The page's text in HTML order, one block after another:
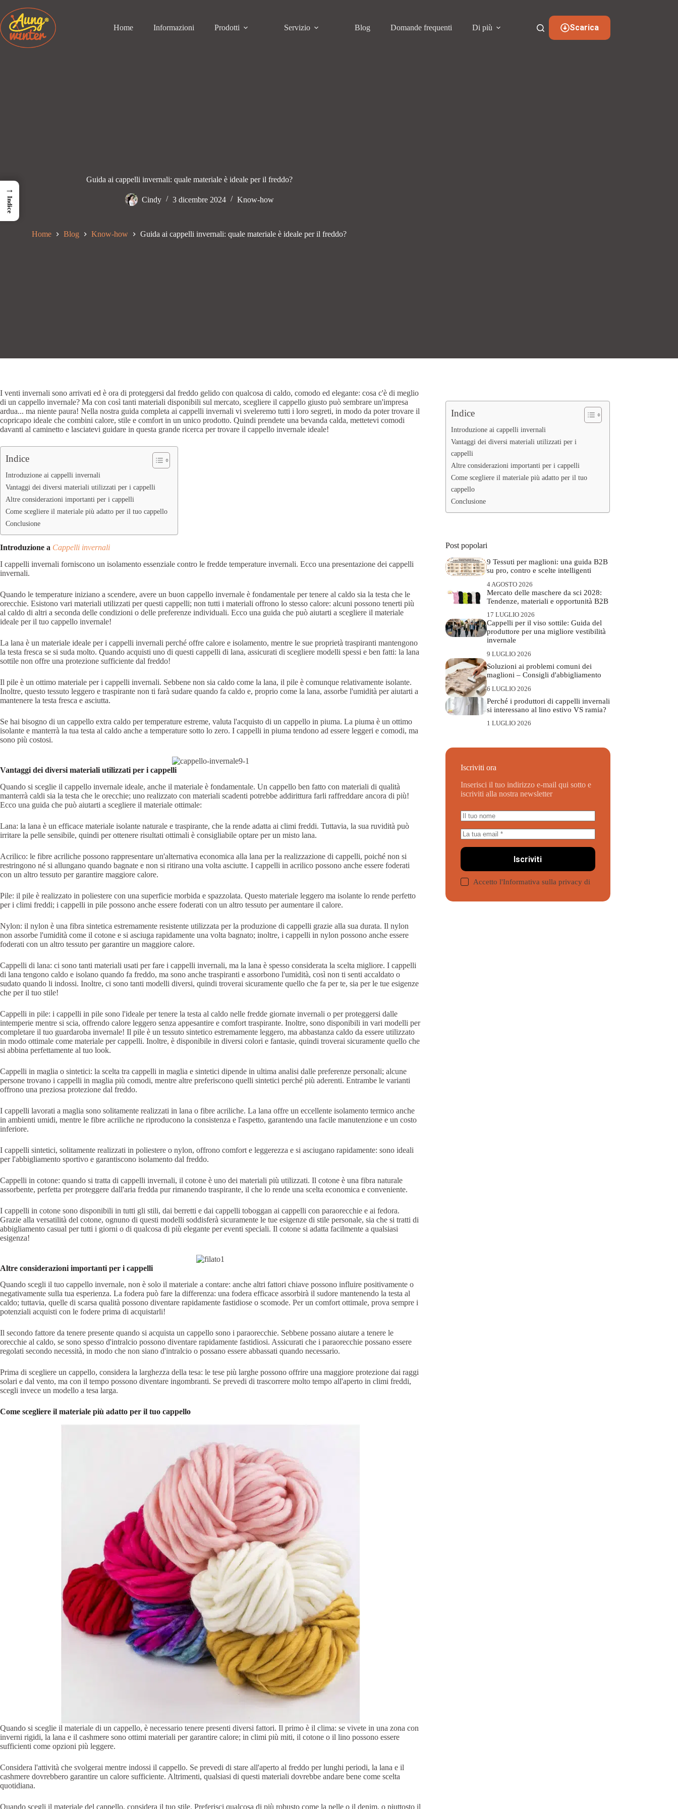
contenuto
Home Informazioni Prodotti Servizio Blog Domande frequenti Di più Scarica
Guida ai cappelli invernali: quale materiale è ideale per il freddo?
Cindy 3 dicembre 2024 Know-how
Home Blog Know-how Guida ai cappelli invernali: quale materiale è ideale per il freddo?
I venti invernali sono arrivati ed è ora di proteggersi dal freddo gelido con qualcosa di caldo, comodo ed elegante: cosa c'è di meglio
di un cappello invernale? Ma con così tanti materiali disponibili sul mercato, scegliere il cappello giusto può sembrare un'impresa
ardua... ma niente paura! Nella nostra guida completa ai cappelli invernali vi sveleremo tutti i loro segreti, in modo da poter trovare il
copricapo ideale che combini calore, stile e comfort in un unico prodotto. Quindi prendete una bevanda calda, mettetevi comodi
davanti al caminetto e lasciatevi guidare in questa grande ricerca per trovare il cappello invernale ideale!
Indice
Introduzione ai cappelli invernali
Vantaggi dei diversi materiali utilizzati per i cappelli
Altre considerazioni importanti per i cappelli
Come scegliere il materiale più adatto per il tuo cappello
Conclusione
Introduzione a Cappelli invernali
I cappelli invernali forniscono un isolamento essenziale contro le fredde temperature invernali. Ecco una presentazione dei cappelli
invernali.
Quando le temperature iniziano a scendere, avere un buon cappello invernale è fondamentale per tenere al caldo sia la testa che le
orecchie. Esistono vari materiali utilizzati per questi cappelli; non tutti i materiali offrono lo stesso calore: alcuni possono tenerti più
al caldo di altri a seconda delle condizioni o delle preferenze individuali. Ecco una guida che può aiutarti a scegliere il materiale
ideale per il tuo cappello invernale!
La lana è un materiale ideale per i cappelli invernali perché offre calore e isolamento, mentre le sue proprietà traspiranti mantengono
la testa fresca se si suda molto. Quando acquisti uno di questi cappelli di lana, assicurati di scegliere modelli spessi e ben fatti: la lana
sottile non offre una protezione sufficiente dal freddo!
Il pile è un ottimo materiale per i cappelli invernali. Sebbene non sia caldo come la lana, il pile è comunque relativamente isolante.
Inoltre, questo tessuto leggero e traspirante non ti farà sudare quando fa caldo e, proprio come la lana, assorbe l'umidità per aiutarti a
mantenere la testa fresca e asciutta.
Se hai bisogno di un cappello extra caldo per temperature estreme, valuta l'acquisto di un cappello in piuma. La piuma è un ottimo
isolante e manterrà la tua testa al caldo anche a temperature sotto lo zero. I cappelli in piuma tendono ad essere leggeri e comodi, ma
sono più costosi.
Vantaggi dei diversi materiali utilizzati per i cappelli
Quando si sceglie il cappello invernale ideale, anche il materiale è fondamentale. Un cappello ben fatto con materiali di qualità
manterrà caldi sia la testa che le orecchie; uno realizzato con materiali scadenti potrebbe addirittura farli raffreddare ancora di più!
Ecco una guida che può aiutarti a scegliere il materiale ottimale:
Lana: la lana è un efficace materiale isolante naturale e traspirante, che la rende adatta ai climi freddi. Tuttavia, la sua ruvidità può
irritare la pelle sensibile, quindi per ottenere risultati ottimali è consigliabile optare per un misto lana.
Acrilico: le fibre acriliche possono rappresentare un'alternativa economica alla lana per la realizzazione di cappelli, poiché non si
restringono né si allungano quando bagnate e non si ritirano una volta asciutte. I cappelli in acrilico possono anche essere foderati
con un altro tessuto per garantire maggiore calore.
Pile: il pile è realizzato in poliestere con una superficie morbida e spazzolata. Questo materiale leggero ma isolante lo rende perfetto
per i climi freddi; i cappelli in pile possono anche essere foderati con un altro tessuto per aumentare il calore.
Nylon: il nylon è una fibra sintetica estremamente resistente utilizzata per la produzione di cappelli grazie alla sua durata. Il nylon
non assorbe l'umidità come il cotone e si asciuga rapidamente una volta bagnato; inoltre, i cappelli in nylon possono anche essere
foderati con un altro tessuto per garantire un maggiore calore.
Cappelli di lana: ci sono tanti materiali usati per fare i cappelli invernali, ma la lana è spesso considerata la scelta migliore. I cappelli
di lana tengono caldo e isolano quando fa freddo, ma sono anche traspiranti e assorbono l'umidità, così non ti senti accaldato o
sudato quando li indossi. Inoltre, ci sono tanti modelli diversi, quindi troverai sicuramente quello che fa per te, sia per le tue esigenze
che per il tuo stile!
Cappelli in pile: i cappelli in pile sono l'ideale per tenere la testa al caldo nelle fredde giornate invernali o per proteggersi dalle
intemperie mentre si scia, offrendo calore leggero senza appesantire e comfort traspirante. Inoltre, sono disponibili in vari modelli per
completare il tuo guardaroba invernale! Il pile è un tessuto sintetico estremamente leggero, ma abbastanza caldo da essere utilizzato
in modo ottimale come materiale per cappelli. Inoltre, è disponibile in diversi colori e fantasie, quindi troverai sicuramente quello che
si abbina perfettamente al tuo look.
Cappelli in maglia o sintetici: la scelta tra cappelli in maglia e sintetici dipende in ultima analisi dalle preferenze personali; alcune
persone trovano i cappelli in maglia più comodi, mentre altre preferiscono quelli sintetici perché più aderenti. Entrambe le varianti
offrono una preziosa protezione dal freddo.
I cappelli lavorati a maglia sono solitamente realizzati in lana o fibre acriliche. La lana offre un eccellente isolamento termico anche
in ambienti umidi, mentre le fibre acriliche ne riproducono la consistenza e l'aspetto, garantendo una facile manutenzione e un costo
inferiore.
I cappelli sintetici, solitamente realizzati in poliestere o nylon, offrono comfort e leggerezza e si asciugano rapidamente: sono ideali
per l'abbigliamento sportivo e garantiscono isolamento dal freddo.
Cappelli in cotone: quando si tratta di cappelli invernali, il cotone è uno dei materiali più utilizzati. Il cotone è una fibra naturale
assorbente, perfetta per proteggere dall'aria fredda pur rimanendo traspirante, il che lo rende una scelta economica e conveniente.
I cappelli in cotone sono disponibili in tutti gli stili, dai berretti e dai cappelli toboggan ai cappelli con paraorecchie e ai fedora.
Grazie alla versatilità del cotone, ognuno di questi modelli soddisferà sicuramente le tue esigenze di stile personale, sia che si tratti di
abbigliamento casual per tutti i giorni o di qualcosa di più elegante per eventi speciali. Il cotone si adatta facilmente a qualsiasi
esigenza!
Altre considerazioni importanti per i cappelli
Quando scegli il tuo cappello invernale, non è solo il materiale a contare: anche altri fattori chiave possono influire positivamente o
negativamente sulla tua esperienza. La fodera può fare la differenza: una fodera efficace assorbirà il sudore mantenendo la testa al
caldo; tuttavia, quelle di scarsa qualità possono diventare rapidamente fastidiose o scomode. Per un comfort ottimale, prova sempre i
potenziali acquisti con le fodere prima di acquistarli!
Il secondo fattore da tenere presente quando si acquista un cappello sono i paraorecchie. Sebbene possano aiutare a tenere le
orecchie al caldo, se sono spesso d'intralcio possono diventare rapidamente fastidiosi. Assicurati che i paraorecchie possano essere
regolati secondo necessità, in modo che non siano d'intralcio o possano essere abbassati quando necessario.
Prima di scegliere un cappello, considera la larghezza della tesa: le tese più larghe possono offrire una maggiore protezione dai raggi
solari e dal vento, ma con il tempo possono diventare ingombranti. Se prevedi di trascorrere molto tempo all'aperto in climi freddi,
scegli invece un modello a tesa larga.
Come scegliere il materiale più adatto per il tuo cappello
Quando si sceglie il materiale di un cappello, è necessario tenere presenti diversi fattori. Il primo è il clima: se vivete in una zona con
inverni rigidi, la lana e il cashmere sono ottimi materiali per garantire calore; in climi più miti, il cotone o il lino possono essere
sufficienti come opzioni più leggere.
Considera l'attività che svolgerai mentre indossi il cappello. Se prevedi di stare all'aperto al freddo per lunghi periodi, la lana e il
cashmere dovrebbero garantire un calore sufficiente. Altrimenti, qualsiasi di questi materiali dovrebbe andare bene come scelta
quotidiana.
Quando scegli il materiale del cappello, considera il tuo stile. Preferisci qualcosa di più robusto come la pelle o il denim, o piuttosto il
Indice
Introduzione ai cappelli invernali
Vantaggi dei diversi materiali utilizzati per i
cappelli
Altre considerazioni importanti per i cappelli
Come scegliere il materiale più adatto per il tuo
cappello
Conclusione
Post popolari
9 Tessuti per maglioni: una guida B2B
su pro, contro e scelte intelligenti
4 AGOSTO 2026
Mercato delle maschere da sci 2028:
Tendenze, materiali e opportunità B2B
17 LUGLIO 2026
Cappelli per il viso sottile: Guida del
produttore per una migliore vestibilità
invernale
9 LUGLIO 2026
Soluzioni ai problemi comuni dei
maglioni – Consigli d'abbigliamento
6 LUGLIO 2026
Perché i produttori di cappelli invernali
si interessano al lino estivo VS ramia?
1 LUGLIO 2026
Iscriviti ora
Inserisci il tuo indirizzo e-mail qui sotto e
iscriviti alla nostra newsletter
Iscriviti
Accetto l'Informativa sulla privacy di
→
Indice